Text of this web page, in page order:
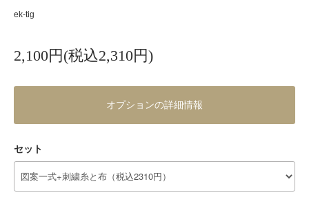
ek-tig
2,100円(税込2,310円)
オプションの詳細情報
セット